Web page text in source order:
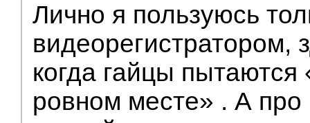
Лично я пользуюсь
видеорегистратором,
когда гайцы пытаются
ровном месте» . А про